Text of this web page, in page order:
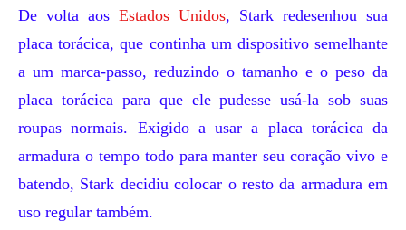
De volta aos Estados Unidos, Stark redesenhou sua
placa torácica, que continha um dispositivo semelhante
a um marca-passo, reduzindo o tamanho e o peso da
placa torácica para que ele pudesse usá-la sob suas
roupas normais. Exigido a usar a placa torácica da
armadura o tempo todo para manter seu coração vivo e
batendo, Stark decidiu colocar o resto da armadura em
uso regular também.